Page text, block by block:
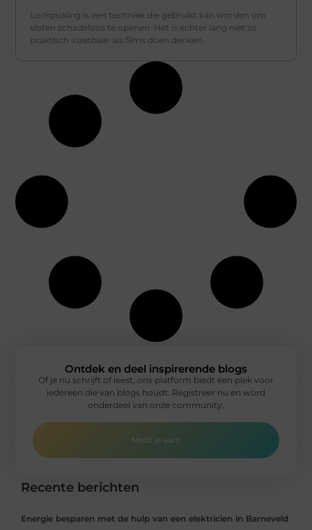
Lockpicking is een techniek die gebruikt kan worden om
sloten schadeloos te openen. Het is echter lang niet zo
praktisch inzetbaar als films doen denken.
Recente berichten
Energie besparen met de hulp van een elektricien in Barneveld
Ontdek en deel inspirerende blogs
Of je nu schrijft of leest, ons platform biedt een plek voor
iedereen die van blogs houdt. Registreer nu en word
onderdeel van onze community.
Meld je aan!